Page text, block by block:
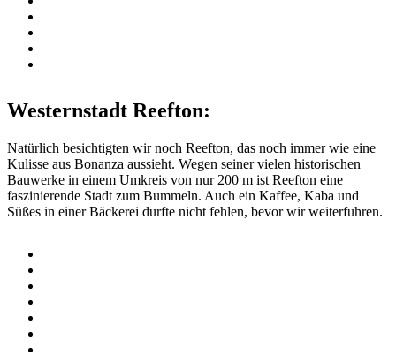
Westernstadt Reefton:
Natürlich besichtigten wir noch Reefton, das noch immer wie eine
Kulisse aus Bonanza aussieht. Wegen seiner vielen historischen
Bauwerke in einem Umkreis von nur 200 m ist Reefton eine
faszinierende Stadt zum Bummeln. Auch ein Kaffee, Kaba und
Süßes in einer Bäckerei durfte nicht fehlen, bevor wir weiterfuhren.